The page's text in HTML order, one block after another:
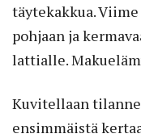
täytekakkua.
pohjaan ja
lattialle.
Kuvitellaan
ensimmäistä